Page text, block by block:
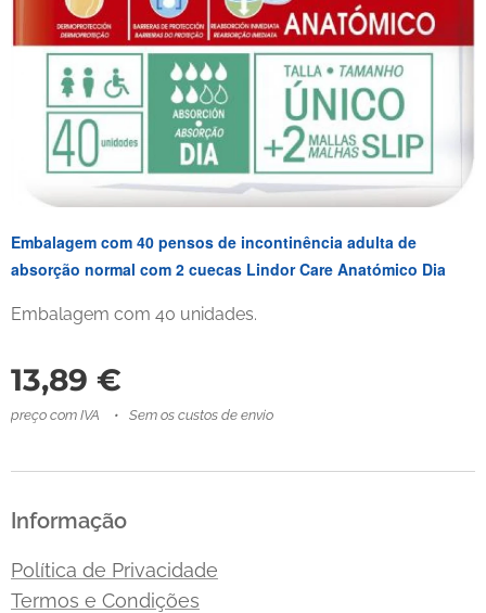
Embalagem com 40 pensos de incontinência adulta de
absorção normal com 2 cuecas Lindor Care Anatómico Dia
Embalagem com 40 unidades.
13,89 €
preço com IVA Sem os custos de envio
Informação
Política de Privacidade
Termos e Condições